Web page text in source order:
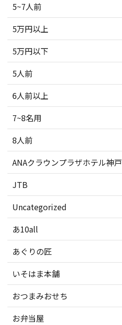
5~7人前
5万円以上
5万円以下
5人前
6人前以上
7~8名用
8人前
ANAクラウンプラザホテル神戸
JTB
Uncategorized
あ10all
あぐりの匠
いそはま本舗
おつまみおせち
お弁当屋